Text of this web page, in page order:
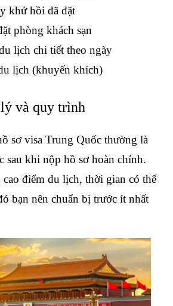
khứ hồi đã đặt
phòng khách sạn
lịch chi tiết theo ngày
lịch (khuyến khích)
và quy trình
sơ visa Trung Quốc thường là
sau khi nộp hồ sơ hoàn chỉnh.
điểm du lịch, thời gian có thể
bạn nên chuẩn bị trước ít nhất